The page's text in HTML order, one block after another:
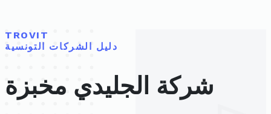
TROVIT
دليل الشركات التونسية
شركة الجليدي مخبزة